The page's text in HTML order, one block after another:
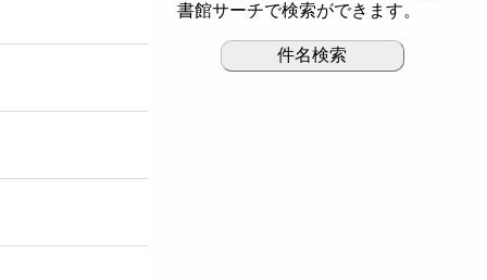
書館サーチで検索ができます。
件名検索